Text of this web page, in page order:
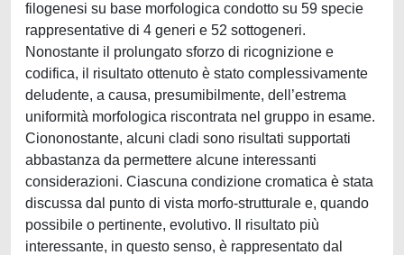
filogenesi su base morfologica condotto su 59 specie
rappresentative di 4 generi e 52 sottogeneri.
Nonostante il prolungato sforzo di ricognizione e
codifica, il risultato ottenuto è stato complessivamente
deludente, a causa, presumibilmente, dell’estrema
uniformità morfologica riscontrata nel gruppo in esame.
Ciononostante, alcuni cladi sono risultati supportati
abbastanza da permettere alcune interessanti
considerazioni. Ciascuna condizione cromatica è stata
discussa dal punto di vista morfo-strutturale e, quando
possibile o pertinente, evolutivo. Il risultato più
interessante, in questo senso, è rappresentato dal